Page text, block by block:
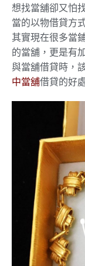
想找當舖卻又怕
當的以物借貸方
其實現在很多當
的當舖，更是有
與當舖借貸時，
中當舖借貸的好